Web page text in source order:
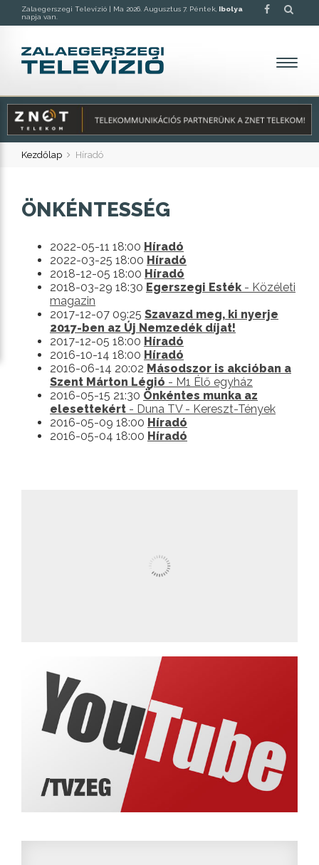
Zalaegerszegi Televízió | Ma 2026. Augusztus 7. Péntek, Ibolya
napja van.
Kezdőlap Híradó
ÖNKÉNTESSÉG
2022-05-11 18:00 Híradó
2022-03-25 18:00 Híradó
2018-12-05 18:00 Híradó
2018-03-29 18:30 Egerszegi Esték- Közéleti
magazin
2017-12-07 09:25 Szavazd meg, ki nyerje
2017-ben az Új Nemzedék díjat!
2017-12-05 18:00 Híradó
2016-10-14 18:00 Híradó
2016-06-14 20:02 Másodszor is akcióban a
Szent Márton Légió - M1 Élő egyház
2016-05-15 21:30 Önkéntes munka az
elesettekért - Duna TV - Kereszt-Tények
2016-05-09 18:00 Híradó
2016-05-04 18:00 Híradó